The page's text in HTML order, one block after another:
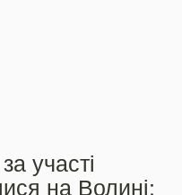
участі
на Волині: